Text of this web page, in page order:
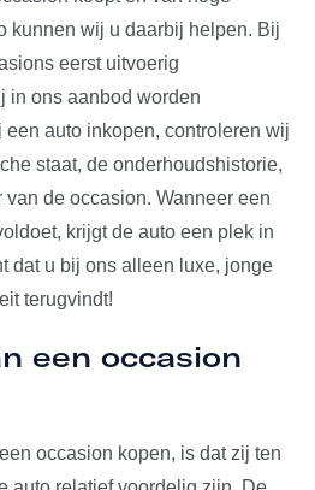
kunnen wij u daarbij helpen. Bij
eerst uitvoerig
in ons aanbod worden
auto inkopen, controleren wij
staat, de onderhoudshistorie,
van de occasion. Wanneer een
krijgt de auto een plek in
dat u bij ons alleen luxe, jonge
terugvindt!
een occasion
occasion kopen, is dat zij ten